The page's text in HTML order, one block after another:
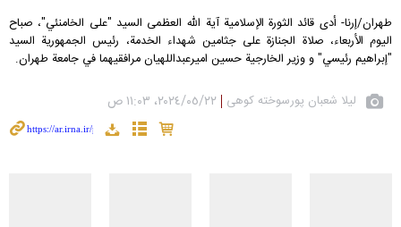
طهران/إرنا- أدى قائد الثورة الإسلامية آية الله العظمى السید "على الخامنئي"، صباح
اليوم الأربعاء، صلاة الجنازة على جثامين شهداء الخدمة، رئيس الجمهورية السيد
"إبراهيم رئيسي" و وزير الخارجية حسين اميرعبداللهيان مرافقيهما في جامعة طهران.
لیلا شعبان پورسوخته کوهی ٢٢‏/٠٥‏/٢٠٢٤، ١١:٠٣ ص